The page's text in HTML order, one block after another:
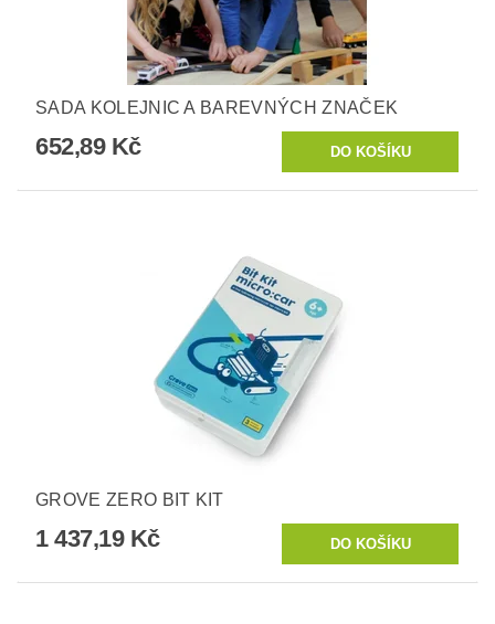
SADA KOLEJNIC A BAREVNÝCH ZNAČEK
652,89 Kč
GROVE ZERO BIT KIT
1 437,19 Kč